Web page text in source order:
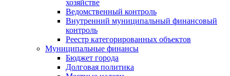
хозяйстве
Ведомственный контроль
Внутренний муниципальный финансовый
контроль
Реестр категорированных объектов
Муниципальные финансы
Бюджет города
Долговая политика